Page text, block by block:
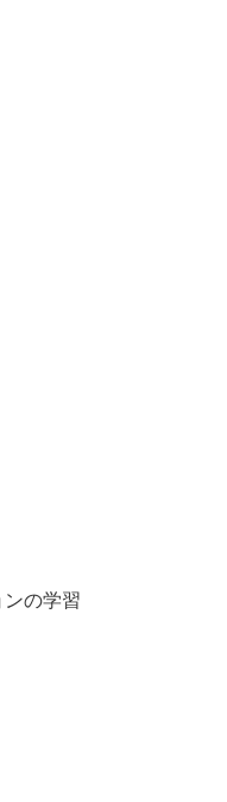
の学習